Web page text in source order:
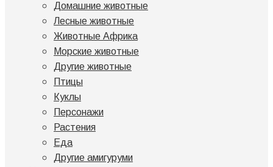
Домашние животные
Лесные животные
Животные Африка
Морские животные
Другие животные
Птицы
Куклы
Персонажи
Растения
Еда
Другие амигуруми